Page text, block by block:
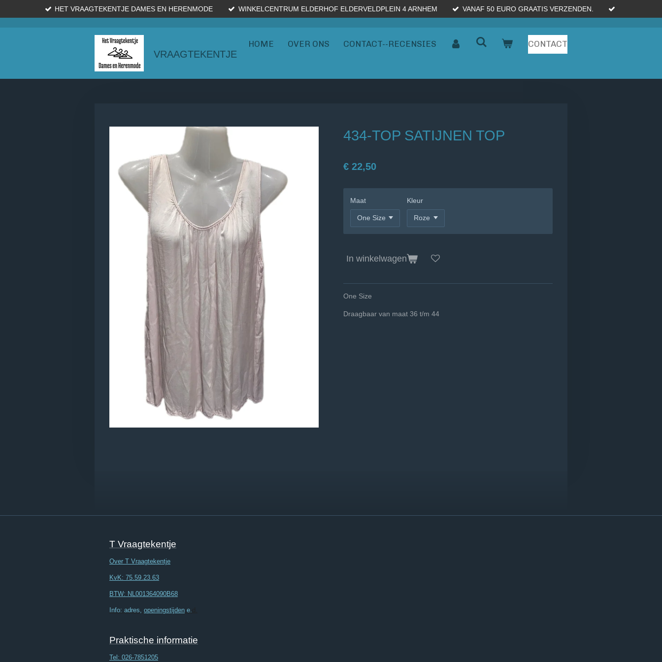
HET VRAAGTEKENTJE DAMES EN HERENMODE WINKELCENTRUM ELDERHOF ELDERVELDPLEIN 4 ARNHEM VANAF 50 EURO GRAATIS VERZENDEN.
VRAAGTEKENTJE
HOME OVER ONS CONTACT--RECENSIES CONTACT
434-TOP SATIJNEN TOP
€ 22,50
Maat Kleur
In winkelwagen
One Size
Draagbaar van maat 36 t/m 44
T Vraagtekentje
Over T Vraagtekentje
KvK: 75.59.23.63
BTW: NL001364090B68
Info: adres, openingstijden e.
Praktische informatie
Tel: 026-7851205